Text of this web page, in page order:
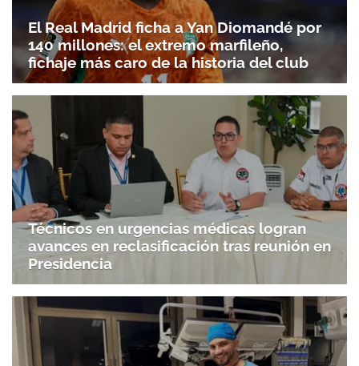
Gracias por suscribirte a nuestro boletín.
El Real Madrid ficha a Yan Diomandé por
140 millones: el extremo marfileño,
fichaje más caro de la historia del club
Técnicos en urgencias médicas logran
avances en reclasificación tras reunión en
Presidencia